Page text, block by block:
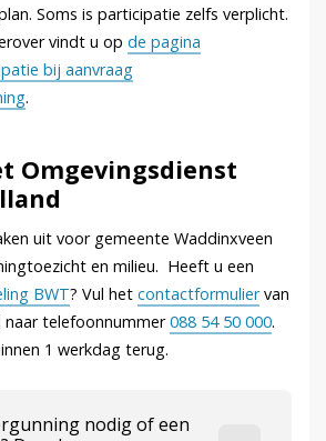
Soms is participatie zelfs verplicht.
vindt u op de pagina
bij aanvraag
.
Omgevingsdienst
uit voor gemeente Waddinxveen
en milieu. Heeft u een
BWT? Vul het contactformuliervan
telefoonnummer088 54 50 000.
1 werkdag terug.
nodig of een